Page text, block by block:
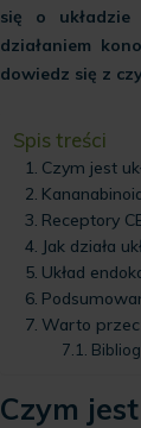
się o układzie
działaniem
dowiedz się z
Spis treści
Czym jest
Receptory
Jak działa
Układ
Warto
Czym